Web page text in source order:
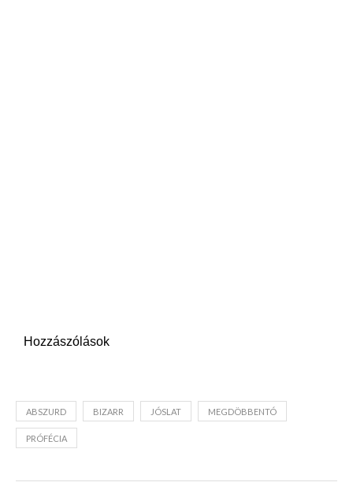
Hozzászólások
ABSZURD BIZARR JÓSLAT MEGDÖBBENTÓ
PRÓFÉCIA